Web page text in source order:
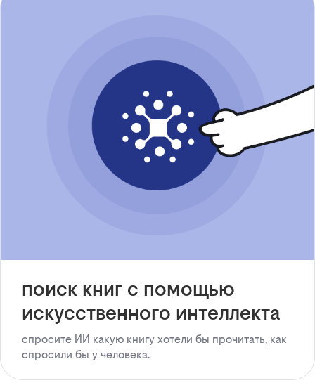
поиск книг с помощью
искусственного интеллекта
спросите ИИ какую книгу хотели бы прочитать, как
спросили бы у человека.